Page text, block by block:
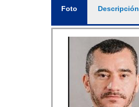
Foto (solapaDescripción